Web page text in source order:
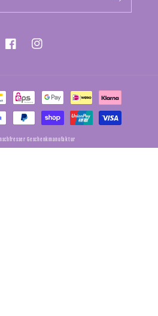
FacebookInstagram
Geschenkmanufaktur